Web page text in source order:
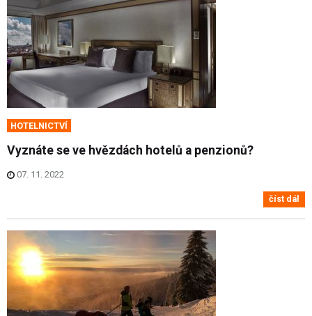
HOTELNICTVÍ
Vyznáte se ve hvězdách hotelů a penzionů?
07. 11. 2022
číst dál